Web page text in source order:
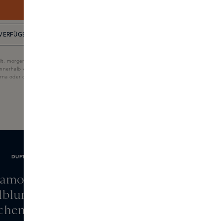
IN DER BOUTIQUE
morgen geliefert
von 60 Tagen
oder der Skins-Geschenkkarte.
DUFTNOTEN
afrikanische
Bucchu
Alpenveilchen